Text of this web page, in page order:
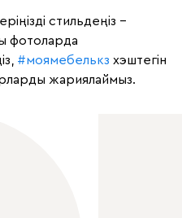
стильдеңіз –
фотоларда
#моямебелькз хэштегін
жариялаймыз.